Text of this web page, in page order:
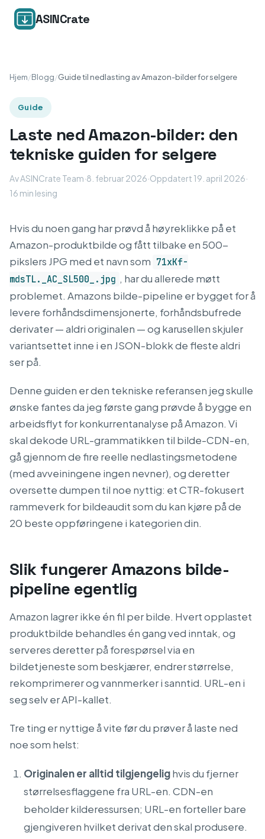
ASINCrate
Hjem/Blogg/Guide til nedlasting av Amazon-bilder for selgere
Guide
Laste ned Amazon-bilder: den
tekniske guiden for selgere
Av ASINCrate Team·8. februar 2026·Oppdatert 19. april 2026·
16 min lesing
Hvis du noen gang har prøvd å høyreklikke på et
Amazon-produktbilde og fått tilbake en 500-
pikslers JPG med et navn som 71xKf-
mdsTL._AC_SL500_.jpg , har du allerede møtt
problemet. Amazons bilde-pipeline er bygget for å
levere forhåndsdimensjonerte, forhåndsbufrede
derivater — aldri originalen — og karusellen skjuler
variantsettet inne i en JSON-blokk de fleste aldri
ser på.
Denne guiden er den tekniske referansen jeg skulle
ønske fantes da jeg første gang prøvde å bygge en
arbeidsflyt for konkurrentanalyse på Amazon. Vi
skal dekode URL-grammatikken til bilde-CDN-en,
gå gjennom de fire reelle nedlastingsmetodene
(med avveiningene ingen nevner), og deretter
oversette dumpen til noe nyttig: et CTR-fokusert
rammeverk for bildeaudit som du kan kjøre på de
20 beste oppføringene i kategorien din.
Slik fungerer Amazons bilde-
pipeline egentlig
Amazon lagrer ikke én fil per bilde. Hvert opplastet
produktbilde behandles én gang ved inntak, og
serveres deretter på forespørsel via en
bildetjeneste som beskjærer, endrer størrelse,
rekomprimerer og vannmerker i sanntid. URL-en i
seg selv er API-kallet.
Tre ting er nyttige å vite før du prøver å laste ned
noe som helst:
Originalen er alltid tilgjengelighvis du fjerner
størrelsesflaggene fra URL-en. CDN-en
beholder kilderessursen; URL-en forteller bare
gjengiveren hvilket derivat den skal produsere.